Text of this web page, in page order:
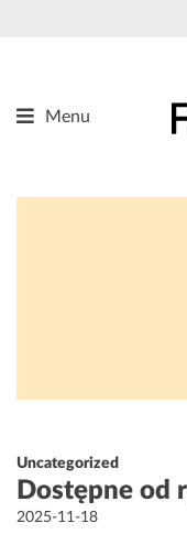
Menu
O nas
Uncategorized
Dostępne od
Opublikowane
2025-11-18